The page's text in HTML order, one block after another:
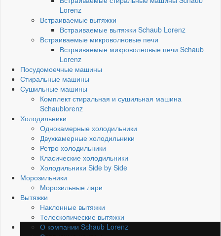
Lorenz
Встраиваемые вытяжки
Встраиваемые вытяжки Schaub Lorenz
Встраиваемые микроволновые печи
Встраиваемые микроволновые печи Schaub
Lorenz
Посудомоечные машины
Стиральные машины
Сушильные машины
Комплект стиральная и сушильная машина
Schaublorenz
Холодильники
Однокамерные холодильники
Двухкамерные холодильники
Ретро холодильники
Класические холодильники
Холодильники Side by Side
Морозильники
Морозильные лари
Вытяжки
Наклонные вытяжки
Телескопические вытяжки
О компании Schaub Lorenz